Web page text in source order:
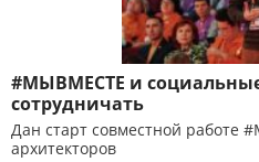
#МЫВМЕСТЕ и
сотрудничать
Дан старт совместной
архитекторов